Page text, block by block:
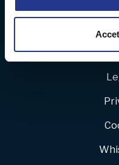
Utilizziamo i cookie per
informazioni sul modo
pubblicità e social
raccolto dal suo utilizzo
Politica della